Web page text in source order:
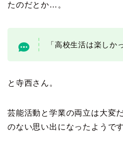
たのだとか…。
「高校生活は楽しか
と寺西さん。
芸能活動と学業の両立は大変
のない思い出になったようです